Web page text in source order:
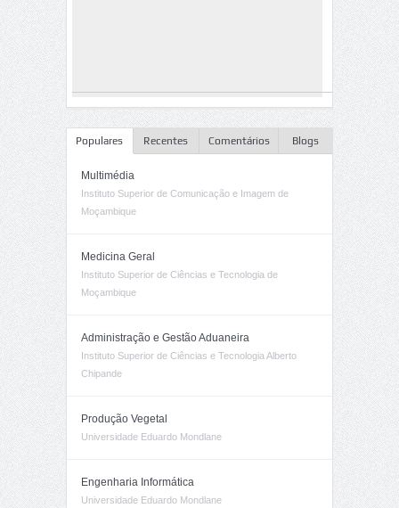
Populares Recentes Comentários Blogs
Multimédia
Instituto Superior de Comunicação e Imagem de
Moçambique
Medicina Geral
Instituto Superior de Ciências e Tecnologia de
Moçambique
Administração e Gestão Aduaneira
Instituto Superior de Ciências e Tecnologia Alberto
Chipande
Produção Vegetal
Universidade Eduardo Mondlane
Engenharia Informática
Universidade Eduardo Mondlane